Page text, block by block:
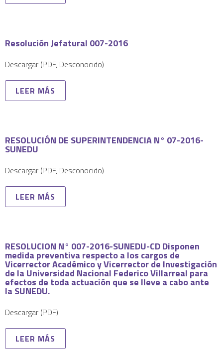
Resolución Jefatural 007-2016
Descargar (PDF, Desconocido)
LEER MÁS
RESOLUCIÓN DE SUPERINTENDENCIA N° 07-2016-
SUNEDU
Descargar (PDF, Desconocido)
LEER MÁS
RESOLUCION N° 007-2016-SUNEDU-CD Disponen
medida preventiva respecto a los cargos de
Vicerrector Académico y Vicerrector de Investigación
de la Universidad Nacional Federico Villarreal para
efectos de toda actuación que se lleve a cabo ante
la SUNEDU.
Descargar (PDF)
LEER MÁS